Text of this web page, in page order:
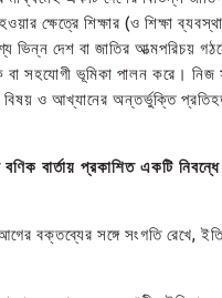
ক্ষেত্রে শিক্ষার (ও শিক্ষা
ভিন্ন দেশ বা জাতির আত্মপরিচয়
বা সহযোগী ভূমিকা পালন করে। নিজ
বিষয় ও আখ্যানের অন্তর্ভুক্তি
বার্তায় প্রকাশিত একটি
বক্তব্যের সঙ্গে সংগতি রেখে,